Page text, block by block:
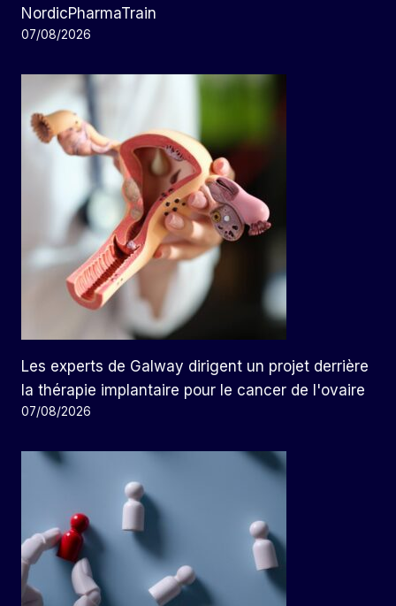
NordicPharmaTrain
07/08/2026
Les experts de Galway dirigent un projet derrière
la thérapie implantaire pour le cancer de l'ovaire
07/08/2026